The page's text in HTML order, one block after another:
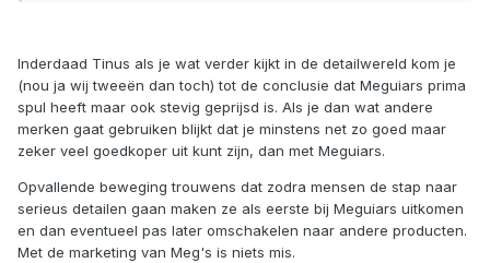
Inderdaad Tinus als je wat verder kijkt in de detailwereld kom je
(nou ja wij tweeën dan toch) tot de conclusie dat Meguiars prima
spul heeft maar ook stevig geprijsd is. Als je dan wat andere
merken gaat gebruiken blijkt dat je minstens net zo goed maar
zeker veel goedkoper uit kunt zijn, dan met Meguiars.
Opvallende beweging trouwens dat zodra mensen de stap naar
serieus detailen gaan maken ze als eerste bij Meguiars uitkomen
en dan eventueel pas later omschakelen naar andere producten.
Met de marketing van Meg's is niets mis.